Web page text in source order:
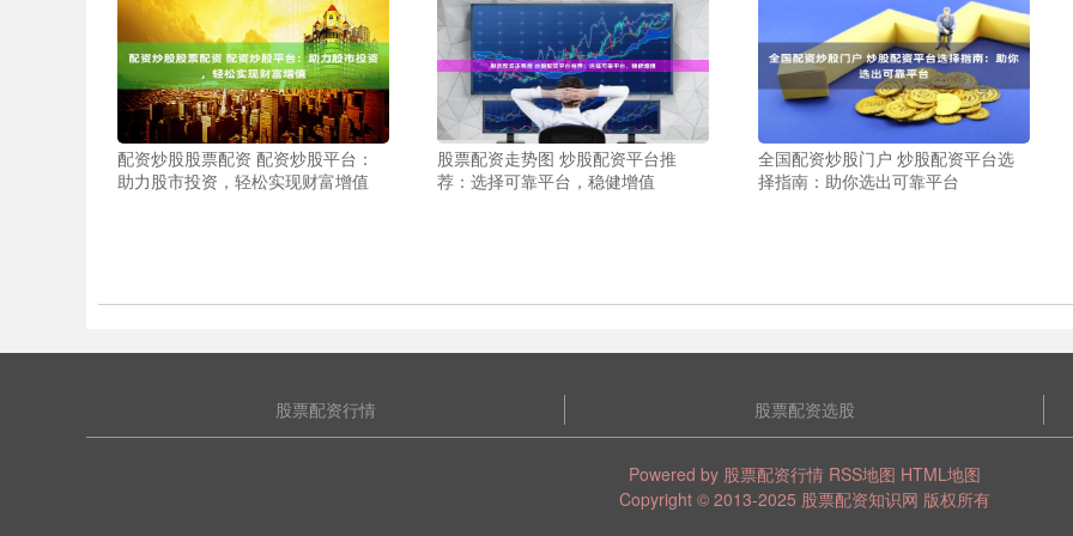
配资炒股股票配资 配资炒股平台：
助力股市投资，轻松实现财富增值
股票配资走势图 炒股配资平台推
荐：选择可靠平台，稳健增值
全国配资炒股门户 炒股配资平台选
择指南：助你选出可靠平台
股票配资行情 股票配资选股
Powered by 股票配资行情 RSS地图 HTML地图
Copyright © 2013-2025 股票配资知识网 版权所有